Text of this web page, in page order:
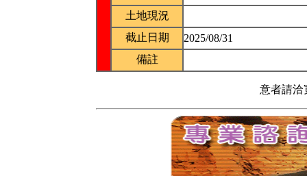
土地現況
截止日期
2025/08/31
備註
意者請洽